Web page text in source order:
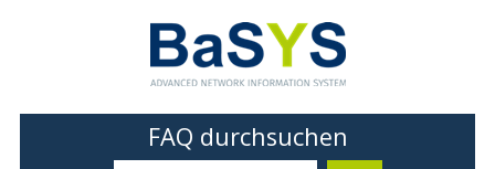
FAQ durchsuchen